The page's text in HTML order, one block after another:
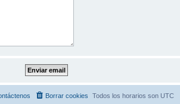
Todos los horarios son UTC
Borrar cookies